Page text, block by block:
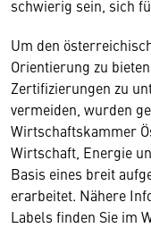
schwierig sein, sich
Um den
Orientierung zu
Zertifizierungen zu
vermeiden, wurden
Wirtschaftskammer
Wirtschaft, Energie
Basis eines breit
erarbeitet. Nähere
Labels finden Sie im